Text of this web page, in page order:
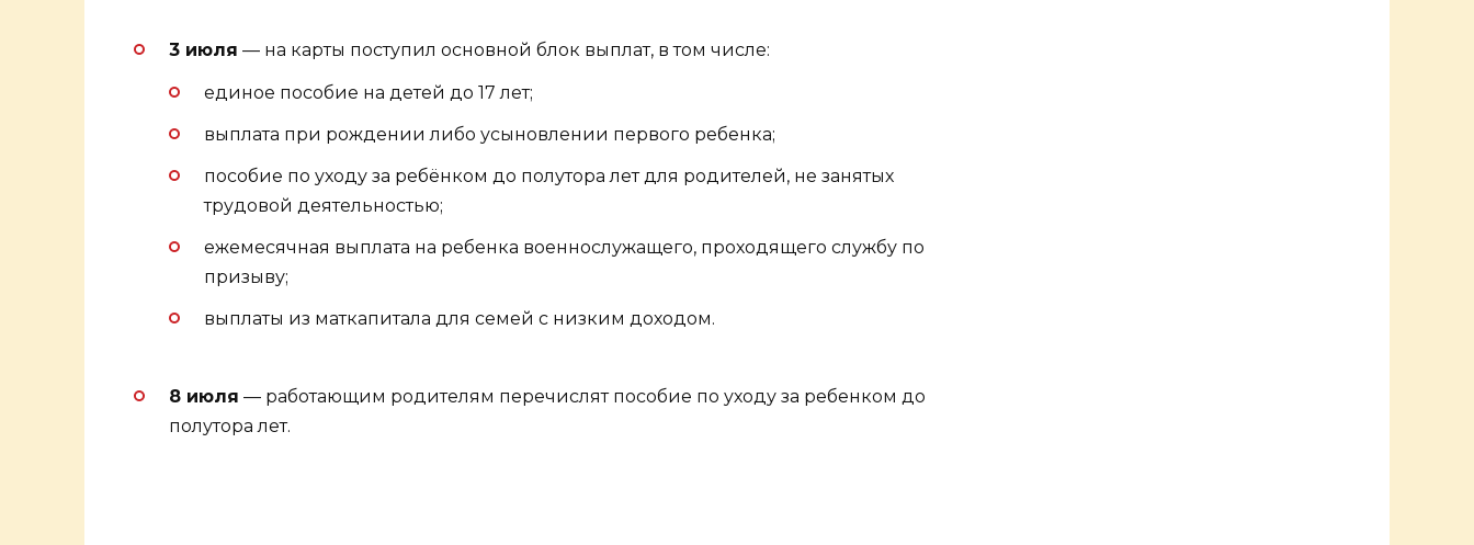
3 июля — на карты поступил основной блок выплат, в том числе:
единое пособие на детей до 17 лет;
выплата при рождении либо усыновлении первого ребенка;
пособие по уходу за ребёнком до полутора лет для родителей, не занятых
трудовой деятельностью;
ежемесячная выплата на ребенка военнослужащего, проходящего службу по
призыву;
выплаты из маткапитала для семей с низким доходом.
8 июля — работающим родителям перечислят пособие по уходу за ребенком до
полутора лет.